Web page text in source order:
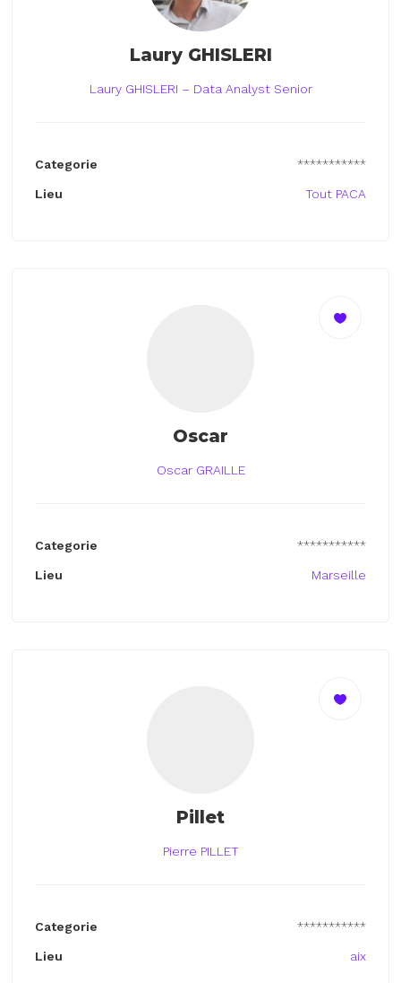
Laury GHISLERI
Laury GHISLERI – Data Analyst Senior
Categorie ***********
Lieu Tout PACA
Oscar
Oscar GRAILLE
Categorie ***********
Lieu Marseille
Pillet
Pierre PILLET
Categorie ***********
Lieu aix